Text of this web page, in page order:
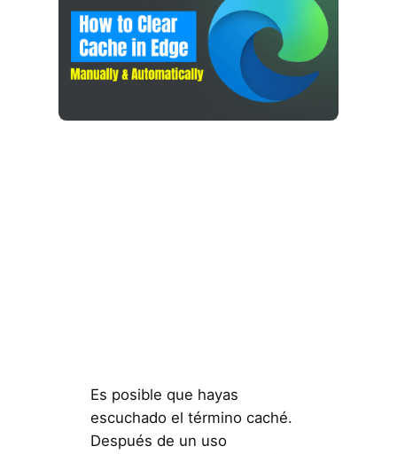
Es posible que hayas
escuchado el término caché.
Después de un uso